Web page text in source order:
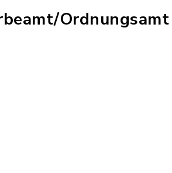
Ordnungsamt